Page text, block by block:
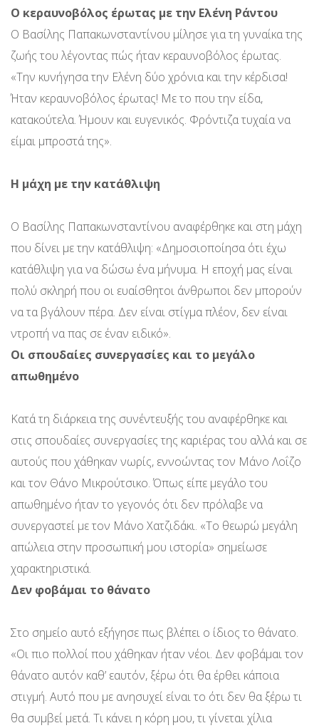
Ο κεραυνοβόλος έρωτας με την Ελένη Ράντου
Ο Βασίλης Παπακωνσταντίνου μίλησε για τη γυναίκα της
ζωής του λέγοντας πώς ήταν κεραυνοβόλος έρωτας.
«Την κυνήγησα την Ελένη δύο χρόνια και την κέρδισα!
Ήταν κεραυνοβόλος έρωτας! Με το που την είδα,
κατακούτελα. Ήμουν και ευγενικός. Φρόντιζα τυχαία να
είμαι μπροστά της».
Η μάχη με την κατάθλιψη
Ο Βασίλης Παπακωνσταντίνου αναφέρθηκε και στη μάχη
που δίνει με την κατάθλιψη: «Δημοσιοποίησα ότι έχω
κατάθλιψη για να δώσω ένα μήνυμα. Η εποχή μας είναι
πολύ σκληρή που οι ευαίσθητοι άνθρωποι δεν μπορούν
να τα βγάλουν πέρα. Δεν είναι στίγμα πλέον, δεν είναι
ντροπή να πας σε έναν ειδικό».
Οι σπουδαίες συνεργασίες και το μεγάλο
απωθημένο
Κατά τη διάρκεια της συνέντευξής του αναφέρθηκε και
στις σπουδαίες συνεργασίες της καριέρας του αλλά και σε
αυτούς που χάθηκαν νωρίς, εννοώντας τον Μάνο Λοΐζο
και τον Θάνο Μικρούτσικο. Όπως είπε μεγάλο του
απωθημένο ήταν το γεγονός ότι δεν πρόλαβε να
συνεργαστεί με τον Μάνο Χατζιδάκι. «Το θεωρώ μεγάλη
απώλεια στην προσωπική μου ιστορία» σημείωσε
χαρακτηριστικά.
Δεν φοβάμαι το θάνατο
Στο σημείο αυτό εξήγησε πως βλέπει ο ίδιος το θάνατο.
«Οι πιο πολλοί που χάθηκαν ήταν νέοι. Δεν φοβάμαι τον
θάνατο αυτόν καθ’ εαυτόν, ξέρω ότι θα έρθει κάποια
στιγμή. Αυτό που με ανησυχεί είναι το ότι δεν θα ξέρω τι
θα συμβεί μετά. Τι κάνει η κόρη μου, τι γίνεται χίλια